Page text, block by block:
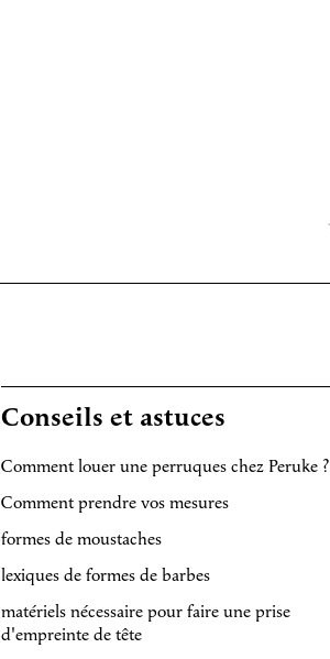
Conseils et astuces
Comment louer une perruques chez Peruke ?
Comment prendre vos mesures
formes de moustaches
lexiques de formes de barbes
matériels nécessaire pour faire une prise
d'empreinte de tête